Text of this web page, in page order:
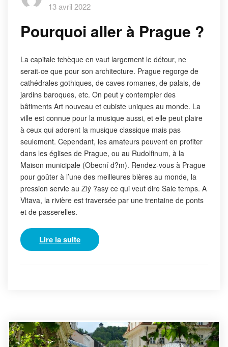
13 avril 2022
Pourquoi aller à Prague ?
La capitale tchèque en vaut largement le détour, ne
serait-ce que pour son architecture. Prague regorge de
cathédrales gothiques, de caves romanes, de palais, de
jardins baroques, etc. On peut y contempler des
bâtiments Art nouveau et cubiste uniques au monde. La
ville est connue pour la musique aussi, et elle peut plaire
à ceux qui adorent la musique classique mais pas
seulement. Cependant, les amateurs peuvent en profiter
dans les églises de Prague, ou au Rudolfinum, à la
Maison municipale (Obecní d?m). Rendez-vous à Prague
pour goûter à l’une des meilleures bières au monde, la
pression servie au Zlý ?asy ce qui veut dire Sale temps. A
Vltava, la rivière est traversée par une trentaine de ponts
et de passerelles.
Lire la suite